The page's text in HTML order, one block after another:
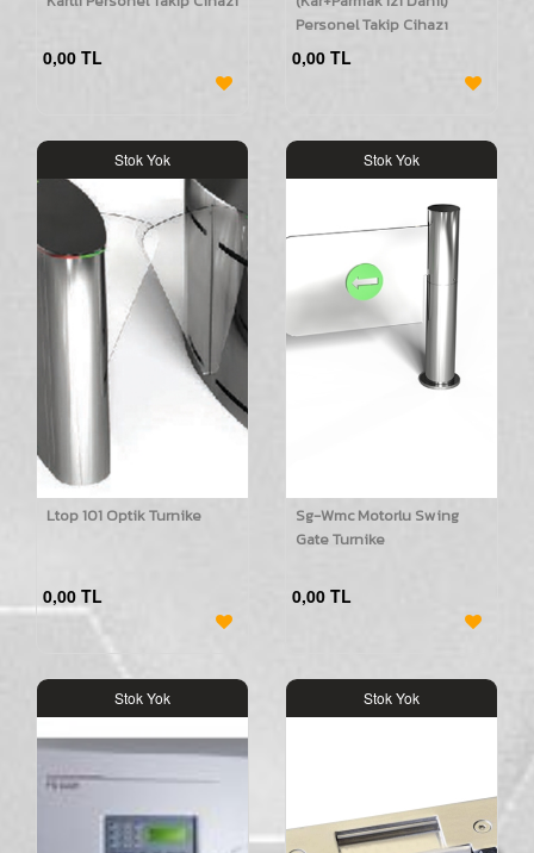
0,00 TL
Personel Takip Cihazı
0,00 TL
Stok Yok
Ltop 101 Optik Turnike
0,00 TL
Stok Yok
Sg-Wmc Motorlu Swing
Gate Turnike
0,00 TL
Stok Yok Stok Yok